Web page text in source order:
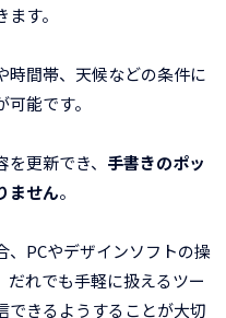
す。
時間帯、天候などの条件に
能です。
更新でき、 手書きのポッ
ません。
、PCやデザインソフトの操
だれでも手軽に扱えるツー
できるようすることが大切